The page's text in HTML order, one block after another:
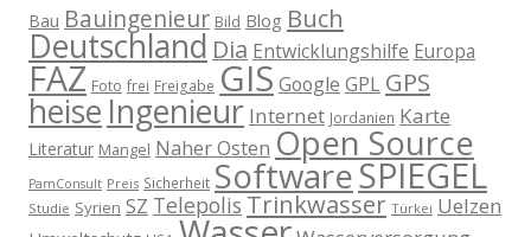
Bau Bauingenieur Bild Blog Buch
Deutschland Dia Entwicklungshilfe Europa
FAZ Foto frei Freigabe GIS Google GPL GPS
heise Ingenieur Internet Jordanien Karte
Literatur Mangel Naher Osten Open Source
PamConsult Preis Sicherheit SoftwareSPIEGEL
Studie Syrien SZ Telepolis Trinkwasser Türkei Uelzen